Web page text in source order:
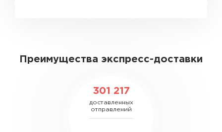
Преимущества экспресс-доставки
301 217
доставленных
отправлений